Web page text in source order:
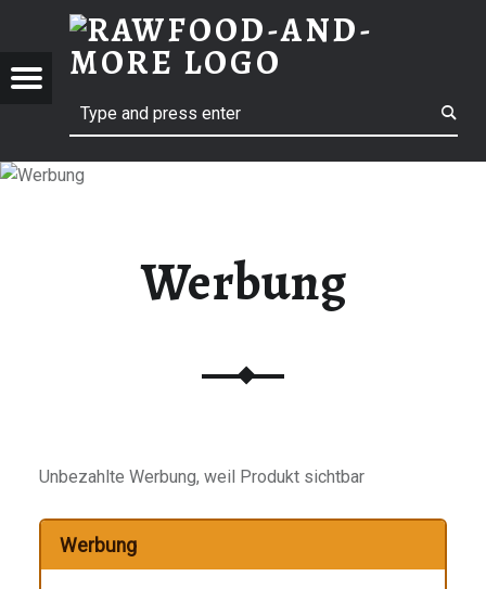
WERBUNG | RAWFOOD-AND-MORE
RAWFOOD-AND-MORE
Menu
Werbung
Unbezahlte Werbung, weil Produkt sichtbar
Werbung